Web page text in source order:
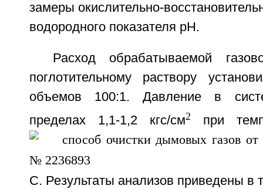
замеры окислительно-
водородного показателя рН.
Расход обрабатываемой
поглотительному раствору
объемов 100:1. Давление в
пределах 1,1-1,2 кгс/см2 при
С. Результаты анализов приведены в